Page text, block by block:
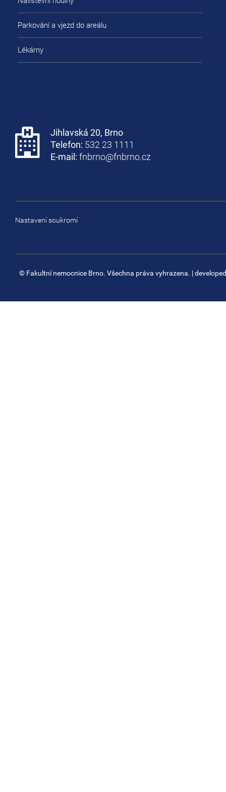
Parkování a vjezd do areálu
Lékárny
Jihlavská 20, Brno
Telefon: 532 23 1111
E-mail: fnbrno@fnbrno.cz
Nastavení soukromí
© Fakultní nemocnice Brno. Všechna práva vyhrazena. |